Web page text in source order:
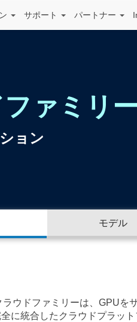
サポート パートナー
ァミリー
ョン
モデル
ラウドファミリーは、GPU
に統合したクラウドプラッ